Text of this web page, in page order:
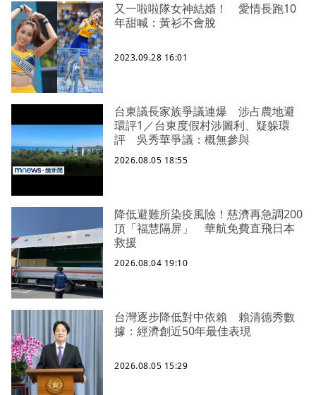
又一啦啦隊女神結婚！ 愛情長跑10
年甜喊：黃衫不會脫
2023.09.28 16:01
台東議長家族爭議連爆 涉占農地避
環評1／台東度假村涉圖利、疑躲環
評 吳秀華爭議：概無參與
2026.08.05 18:55
降低避難所染疫風險！慈濟再急調200
頂「福慧隔屏」 華航免費直飛日本
救援
2026.08.04 19:10
台灣逐步降低對中依賴 賴清德秀數
據：經濟創近50年最佳表現
2026.08.05 15:29